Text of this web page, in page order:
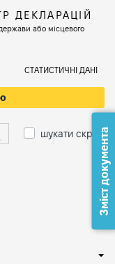
ДЕКЛАРАЦІЙ
або місцевого
СТАТИСТИЧНІ ДАНІ
шукати скрізьЗміст документа